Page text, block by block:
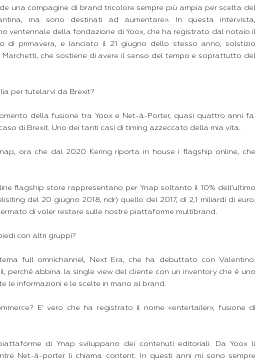
una compagine di brand tricolore sempre più ampia per scelta del
ma sono destinati ad aumentare». In questa intervista,
ventennale della fondazione di Yoox, che ha registrato dal notaio il
di primavera, e lanciato il 21 giugno dello stesso anno, solstizio
Marchetti, che sostiene di avere il senso del tempo e soprattutto del
per tutelarvi da Brexit?
della fusione tra Yoox e Net-à-Porter, quasi quattro anni fa.
di Brexit. Uno dei tanti casi di timing azzeccato della mia vita.
ora che dal 2020 Kering riporta in house i flagship online, che
flagship store rappresentano per Ynap soltanto il 10% dell’ultimo
del 20 giugno 2018, ndr) quello del 2017, di 2,1 miliardi di euro.
di voler restare sulle nostre piattaforme multibrand.
con altri gruppi?
full omnichannel, Next Era, che ha debuttato con Valentino.
perché abbina la single view del cliente con un inventory che è uno
le informazioni e le scelte in mano al brand.
E’ vero che ha registrato il nome «entertailer», fusione di
di Ynap sviluppano dei contenuti editoriali. Da Yoox li
Net-à-porter li chiama content. In questi anni mi sono sempre